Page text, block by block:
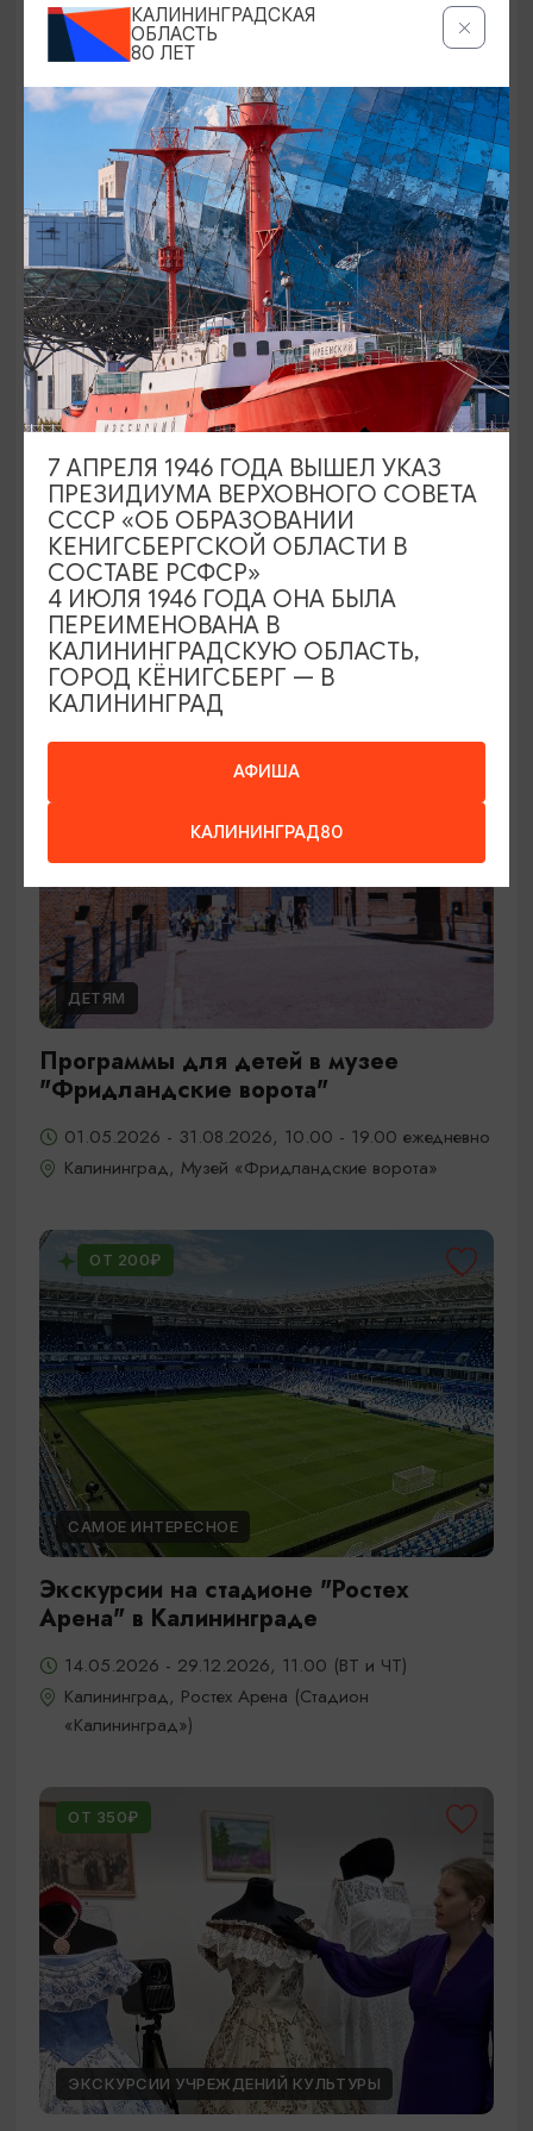
15.01.2026 - 31.12.2026, СР-ВС в 12:00, 13:30,
15:00
Светлогорск, Морской выставочный центр г.
Светлогорск
ОТ 350₽ ПУШКИНСКАЯ КАРТА
ЭКСКУРСИИ УЧРЕЖДЕНИЙ КУЛЬТУРЫ
Посторонним вход разрешен!
15.01.2026 - 31.12.2026, ПТ, СБ в 12:00
Калининград, Калининградский областной музей
изобразительных искусств
ДЕТЯМ
Программы для детей в музее
"Фридландские ворота"
01.05.2026 - 31.08.2026, 10.00 - 19.00 ежедневно
Калининград, Музей «Фридландские ворота»
ОТ 200₽
САМОЕ ИНТЕРЕСНОЕ
Экскурсии на стадионе "Ростех
Арена" в Калининграде
14.05.2026 - 29.12.2026, 11.00 (ВТ и ЧТ)
Калининград, Ростех Арена (Стадион
«Калининград»)
ОТ 350₽
ЭКСКУРСИИ УЧРЕЖДЕНИЙ КУЛЬТУРЫ
КАЛИНИНГРАДСКАЯ
ОБЛАСТЬ
80 ЛЕТ
АФИША
КАЛИНИНГРАД80
7 АПРЕЛЯ 1946 ГОДА ВЫШЕЛ УКАЗ
ПРЕЗИДИУМА ВЕРХОВНОГО СОВЕТА
СССР «ОБ ОБРАЗОВАНИИ
КЕНИГСБЕРГСКОЙ ОБЛАСТИ В
СОСТАВЕ РСФСР»
4 ИЮЛЯ 1946 ГОДА ОНА БЫЛА
ПЕРЕИМЕНОВАНА В
КАЛИНИНГРАДСКУЮ ОБЛАСТЬ,
ГОРОД КЁНИГСБЕРГ — В
КАЛИНИНГРАД